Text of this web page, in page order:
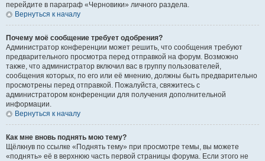
перейдите в параграф «Черновики» личного раздела.
Вернуться к началу
Почему моё сообщение требует одобрения?
Администратор конференции может решить, что сообщения требуют
предварительного просмотра перед отправкой на форум. Возможно
также, что администратор включил вас в группу пользователей,
сообщения которых, по его или её мнению, должны быть предварительно
просмотрены перед отправкой. Пожалуйста, свяжитесь с
администратором конференции для получения дополнительной
информации.
Вернуться к началу
Как мне вновь поднять мою тему?
Щёлкнув по ссылке «Поднять тему» при просмотре темы, вы можете
«поднять» её в верхнюю часть первой страницы форума. Если этого не